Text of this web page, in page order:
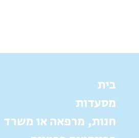
בית
מסעדות
חנות, מרפאה או משרד